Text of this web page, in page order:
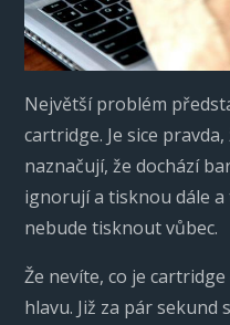
Největší problém
cartridge. Je sice
naznačují, že dochází
ignorují a tisknou dále a
nebude tisknout vůbec.
Že nevíte, co je
hlavu. Již za pár sekund